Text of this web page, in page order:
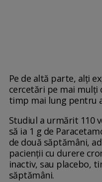
Pe de altă parte, alți
cercetări pe mai mulți
timp mai lung pentru
Studiul a urmărit 110
să ia 1 g de
de două săptămâni,
pacienții cu durere
inactiv, sau placebo,
săptămâni.